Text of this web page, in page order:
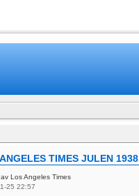
TIMES JULEN 1938
Los Angeles Times
25 22:57